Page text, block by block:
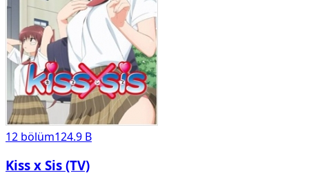
12 bölüm124.9 B
Kiss x Sis (TV)